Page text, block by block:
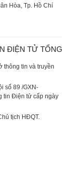
Hòa, Tp. Hồ Chí
ĐIỆN TỬ TỔNG
thông tin và truyền
số 89 /GXN-
tin Điện tử cấp ngày
tịch HĐQT.